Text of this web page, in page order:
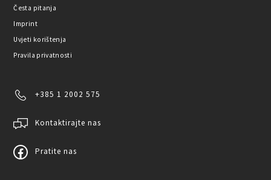
Česta pitanja
Imprint
Uvjeti korištenja
Pravila privatnosti
+385 1 2002 575
Kontaktirajte nas
Pratite nas